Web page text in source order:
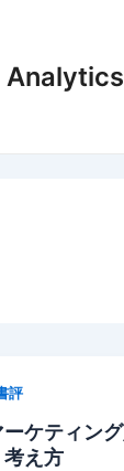
評
ケティン
え方